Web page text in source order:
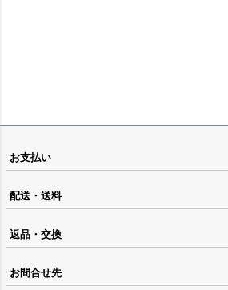
お支払い
配送・送料
返品・交換
お問合せ先